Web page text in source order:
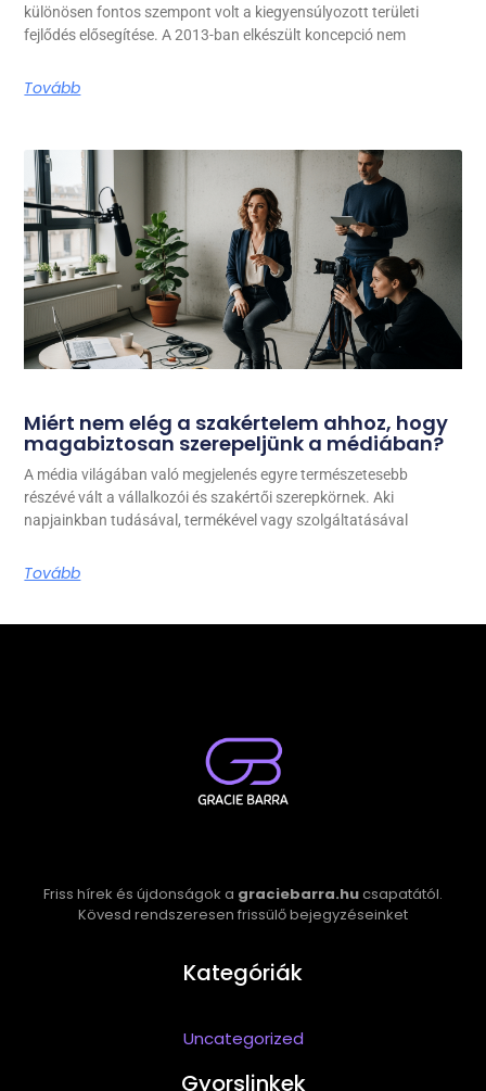
különösen fontos szempont volt a kiegyensúlyozott területi
fejlődés elősegítése. A 2013-ban elkészült koncepció nem
Tovább
Miért nem elég a szakértelem ahhoz, hogy
magabiztosan szerepeljünk a médiában?
A média világában való megjelenés egyre természetesebb
részévé vált a vállalkozói és szakértői szerepkörnek. Aki
napjainkban tudásával, termékével vagy szolgáltatásával
Tovább
Friss hírek és újdonságok a graciebarra.hucsapatától.
Kövesd rendszeresen frissülő bejegyzéseinket
Kategóriák
Uncategorized
Gyorslinkek